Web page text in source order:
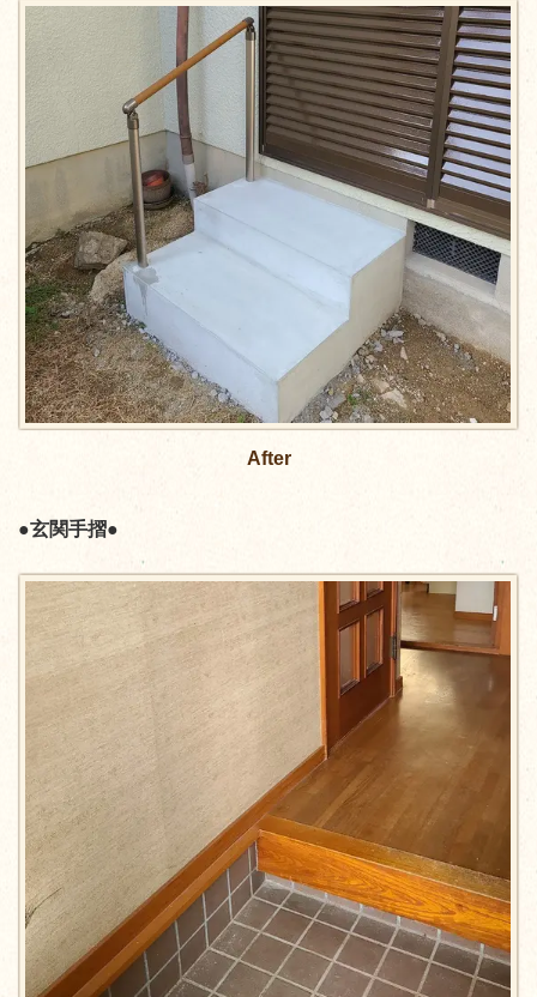
After
●玄関手摺●